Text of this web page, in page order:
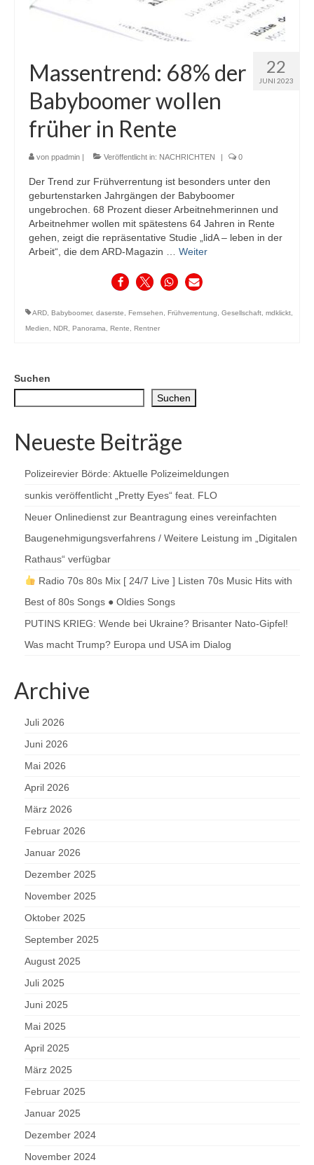
22
JUNI 2023
Massentrend: 68% der
Babyboomer wollen
früher in Rente
von ppadmin | Veröffentlicht in: NACHRICHTEN | 0
Der Trend zur Frühverrentung ist besonders unter den
geburtenstarken Jahrgängen der Babyboomer
ungebrochen. 68 Prozent dieser Arbeitnehmerinnen und
Arbeitnehmer wollen mit spätestens 64 Jahren in Rente
gehen, zeigt die repräsentative Studie „lidA – leben in der
Arbeit“, die dem ARD-Magazin … Weiter
ARD Babyboomer, daserste Fernsehen Frühverrentung Gesellschaft mdklickt
Medien
NDR Panorama Rente Rentner
Suchen
Suchen
Neueste Beiträge
Polizeirevier Börde: Aktuelle Polizeimeldungen
sunkis veröffentlicht „Pretty Eyes“ feat. FLO
Neuer Onlinedienst zur Beantragung eines vereinfachten
Baugenehmigungsverfahrens / Weitere Leistung im „Digitalen
Rathaus“ verfügbar
Radio 70s 80s Mix [ 24/7 Live ] Listen 70s Music Hits with
Best of 80s Songs ● Oldies Songs
PUTINS KRIEG: Wende bei Ukraine? Brisanter Nato-Gipfel!
Was macht Trump? Europa und USA im Dialog
Archive
Juli 2026
Juni 2026
Mai 2026
April 2026
März 2026
Februar 2026
Januar 2026
Dezember 2025
November 2025
Oktober 2025
September 2025
August 2025
Juli 2025
Juni 2025
Mai 2025
April 2025
März 2025
Februar 2025
Januar 2025
Dezember 2024
November 2024